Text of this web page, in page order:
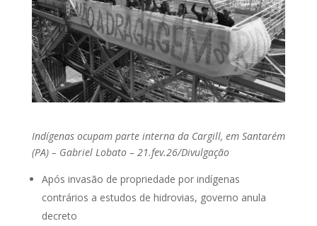
Indígenas ocupam parte interna da Cargill, em Santarém
(PA) – Gabriel Lobato – 21.fev.26/Divulgação
Após invasão de propriedade por indígenas
contrários a estudos de hidrovias, governo anula
decreto